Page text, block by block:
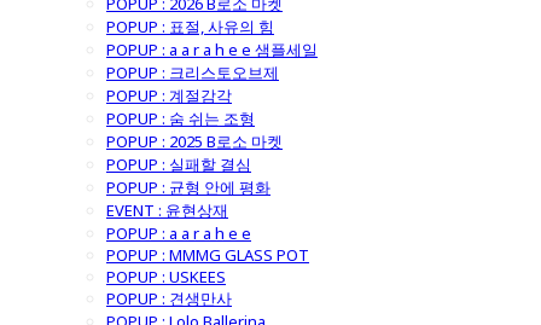
POPUP : 표절, 사유의 힘
POPUP : a a r a h e e 샘플세일
POPUP : 크리스토오브제
POPUP : 계절감각
POPUP : 숨 쉬는 조형
POPUP : 2025 B로소 마켓
POPUP : 실패할 결심
POPUP : 균형 안에 평화
EVENT : 윤현상재
POPUP : a a r a h e e
POPUP : MMMG GLASS POT
POPUP : USKEES
POPUP : 견생만사